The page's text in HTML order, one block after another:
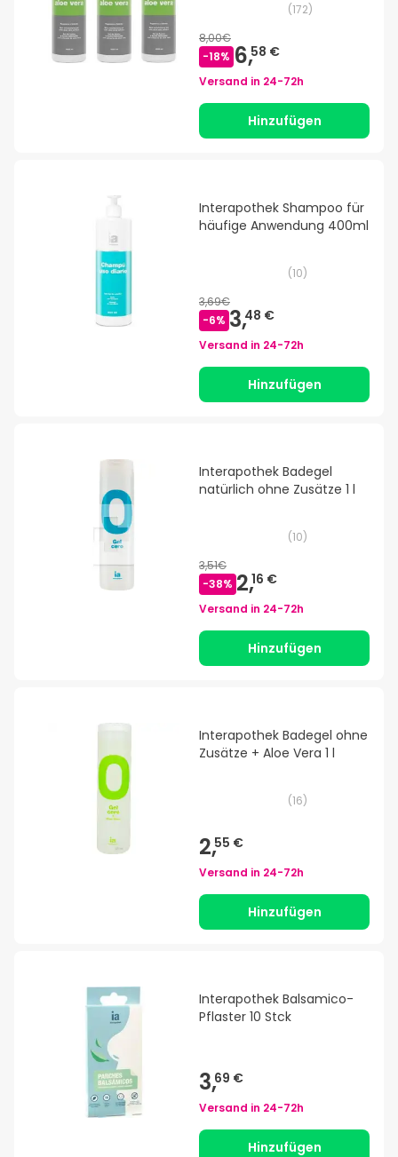
(172)
8,00€
-18% 6,58 €
Versand in 24-72h
Hinzufügen
Interapothek Shampoo für
häufige Anwendung 400ml
(10)
3,69€
-6% 3,48 €
Versand in 24-72h
Hinzufügen
Interapothek Badegel
natürlich ohne Zusätze 1 l
(10)
3,51€
-38% 2,16 €
Versand in 24-72h
Hinzufügen
Interapothek Badegel ohne
Zusätze + Aloe Vera 1 l
(16)
2,55 €
Versand in 24-72h
Hinzufügen
Interapothek Balsamico-
Pflaster 10 Stck
3,69 €
Versand in 24-72h
Hinzufügen